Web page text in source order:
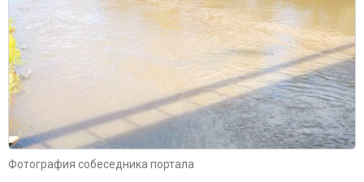
Фотография собеседника портала